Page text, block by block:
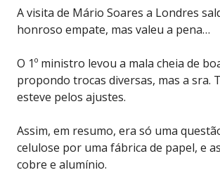
A visita de Mário Soares a Londres
honroso empate, mas valeu a pena…
O 1º ministro levou a mala cheia de
propondo trocas diversas, mas a sra.
esteve pelos ajustes.
Assim, em resumo, era só uma
celulose por uma fábrica de papel, e
cobre e alumínio.